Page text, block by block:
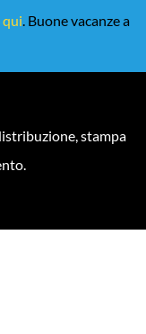
qui. Buone vacanze a
stampa